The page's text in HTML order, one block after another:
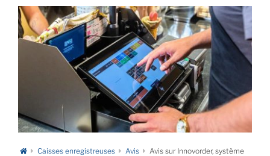
Caisses enregistreuses Avis
Avis sur Innovorder, système